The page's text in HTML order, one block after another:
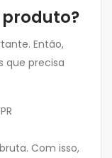
Então,
que precisa
Com isso,